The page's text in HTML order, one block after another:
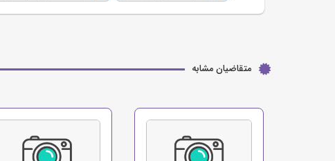
متقاضیان مشابه